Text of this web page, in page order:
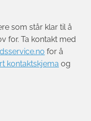
som står klar til å
for. Ta kontakt med
for å
kontaktskjema og